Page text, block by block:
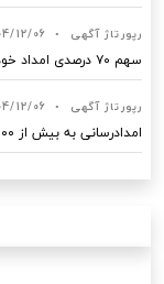
رپورتاژ آگهی •
12/06
سهم ۷۰ درصدی امداد خودرو ساوه در پیشگیری از حوادث جاده‌ای
رپورتاژ آگهی •
12/06
امدادرسانی به بیش از ۱۰۰ خودرو گرفتار در یک هفته اخیر در اهواز